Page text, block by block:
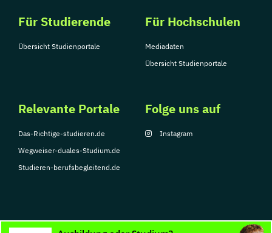
Für Studierende
Übersicht Studienportale
Für Hochschulen
Mediadaten
Übersicht Studienportale
Relevante Portale
Das-Richtige-studieren.de
Wegweiser-duales-Studium.de
Studieren-berufsbegleitend.de
Folge uns auf
Instagram